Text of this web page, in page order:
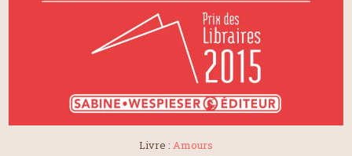
Livre : Amours